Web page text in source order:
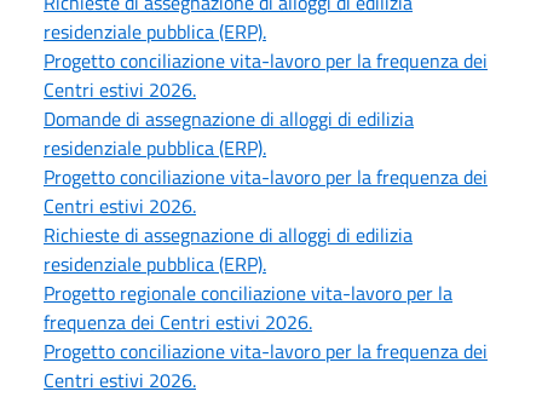
residenziale pubblica (ERP).
Progetto conciliazione vita-lavoro per la frequenza dei
Centri estivi 2026.
Domande di assegnazione di alloggi di edilizia
residenziale pubblica (ERP).
Progetto conciliazione vita-lavoro per la frequenza dei
Centri estivi 2026.
Richieste di assegnazione di alloggi di edilizia
residenziale pubblica (ERP).
Progetto regionale conciliazione vita-lavoro per la
frequenza dei Centri estivi 2026.
Progetto conciliazione vita-lavoro per la frequenza dei
Centri estivi 2026.